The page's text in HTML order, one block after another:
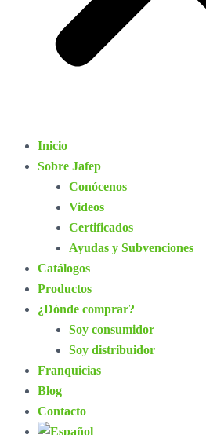
Inicio
Sobre Jafep
Conócenos
Videos
Certificados
Ayudas y Subvenciones
Catálogos
Productos
¿Dónde comprar?
Soy consumidor
Soy distribuidor
Franquicias
Blog
Contacto